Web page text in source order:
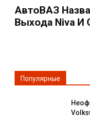
АвтоВАЗ
Выхода Niva И
Популярные